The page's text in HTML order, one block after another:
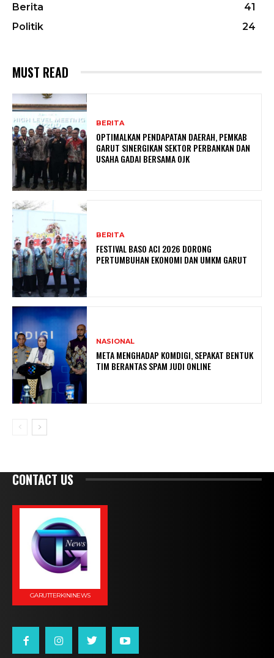
Berita
41
Politik
24
MUST READ
BERITA
OPTIMALKAN PENDAPATAN DAERAH, PEMKAB
GARUT SINERGIKAN SEKTOR PERBANKAN DAN
USAHA GADAI BERSAMA OJK
BERITA
FESTIVAL BASO ACI 2026 DORONG
PERTUMBUHAN EKONOMI DAN UMKM GARUT
NASIONAL
META MENGHADAP KOMDIGI, SEPAKAT BENTUK
TIM BERANTAS SPAM JUDI ONLINE
CONTACT US
GARUTTERKININEWS